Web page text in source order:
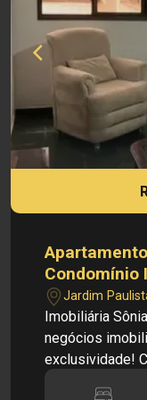
disponibilidade
prévio.
Condomínio
Paulista em
Jardim
Imobiliária
negócios
exclusividade! Cód.: V28205 Principais